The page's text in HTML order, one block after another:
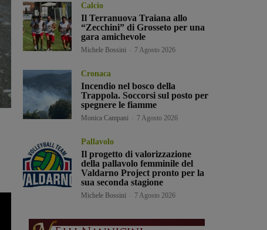
Calcio
Il Terranuova Traiana allo
“Zecchini” di Grosseto per una
gara amichevole
Michele Bossini 7 Agosto 2026
Cronaca
Incendio nel bosco della
Trappola. Soccorsi sul posto per
spegnere le fiamme
Monica Campani 7 Agosto 2026
Pallavolo
Il progetto di valorizzazione
della pallavolo femminile del
Valdarno Project pronto per la
sua seconda stagione
Michele Bossini 7 Agosto 2026